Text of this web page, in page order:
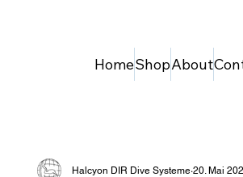
HomeShopAbout
Halcyon DIR Dive Systeme 20. Mai